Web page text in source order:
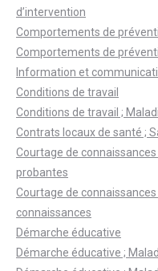
d’intervention
Comportements de
Comportements de
Information et
Conditions de travail
Conditions de travail ;
Contrats locaux de santé ;
Courtage de
probantes
Courtage de
connaissances
Démarche éducative
Démarche éducative ;